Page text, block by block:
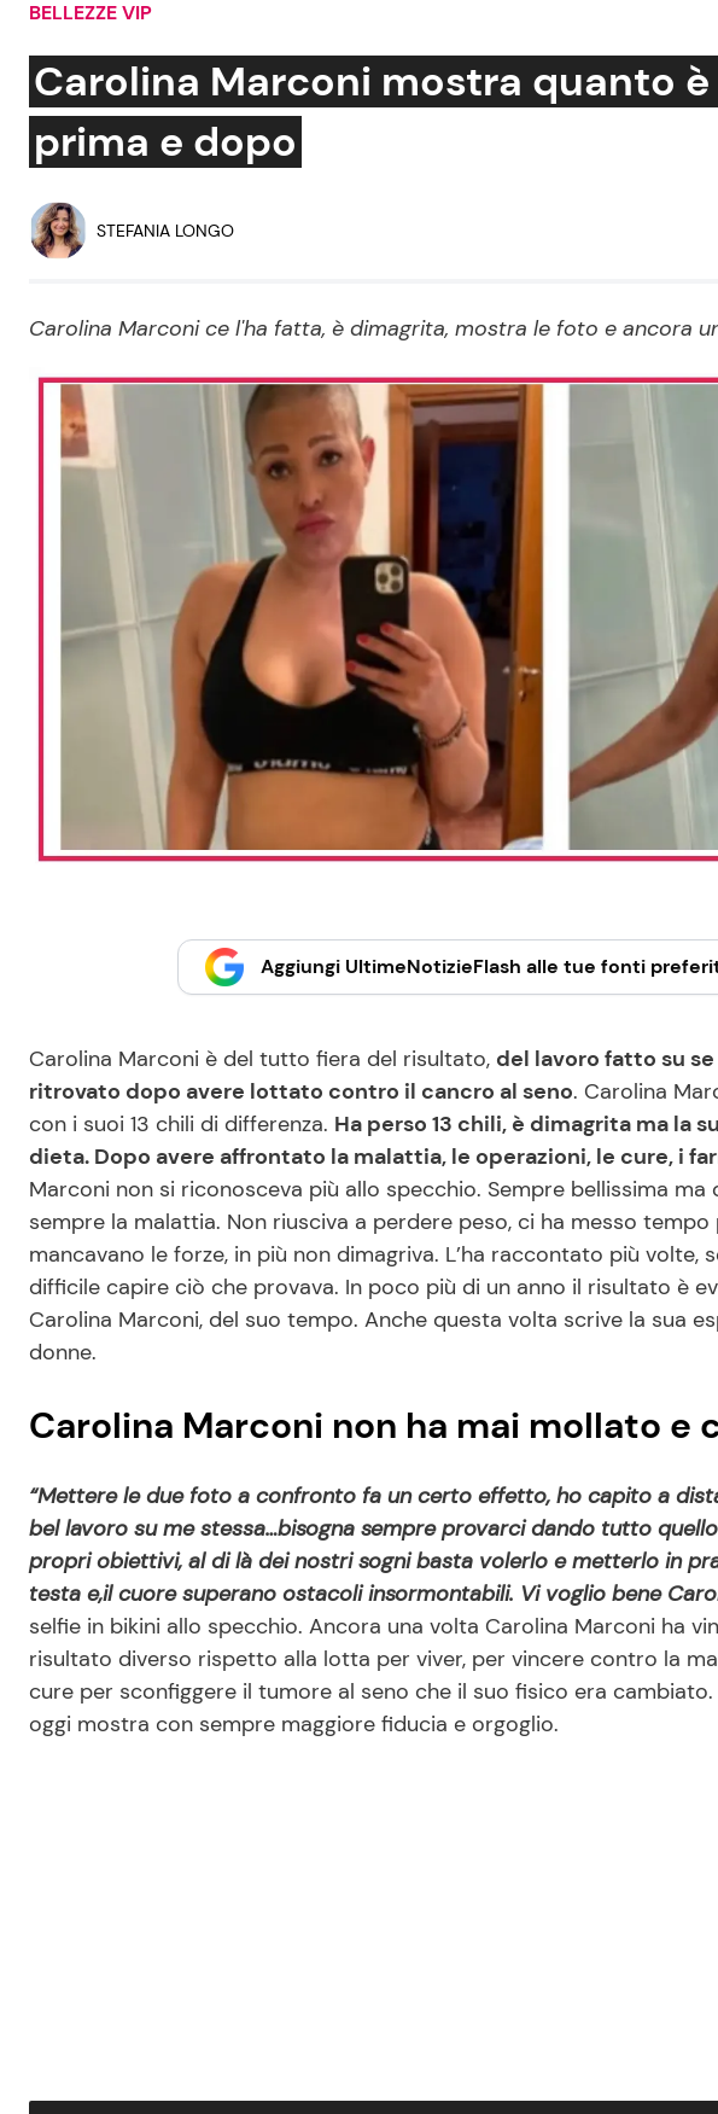
Social News
News dal mondo
Mondo Mamma
Salute
Viaggi e Turismo
Festività
BELLEZZE VIP
Carolina Marconi mostra quanto
prima e dopo
STEFANIA LONGO
Carolina Marconi ce l'ha fatta, è dimagrita, mostra le foto e ancora
Aggiungi UltimeNotizieFlash alle tue fonti
Carolina Marconi è del tutto fiera del risultato, del lavoro fatto su
ritrovato dopo avere lottato contro il cancro al seno. Carolina
con i suoi 13 chili di differenza. Ha perso 13 chili, è dimagrita ma la
dieta. Dopo avere affrontato la malattia, le operazioni, le cure, i
Marconi non si riconosceva più allo specchio. Sempre bellissima
sempre la malattia. Non riusciva a perdere peso, ci ha messo
mancavano le forze, in più non dimagriva. L’ha raccontato più volte,
difficile capire ciò che provava. In poco più di un anno il risultato è
Carolina Marconi, del suo tempo. Anche questa volta scrive la sua
donne.
Carolina Marconi non ha mai mollato e
“Mettere le due foto a confronto fa un certo effetto, ho capito a
bel lavoro su me stessa…bisogna sempre provarci dando tutto
propri obiettivi, al di là dei nostri sogni basta volerlo e metterlo in
testa e,il cuore superano ostacoli insormontabili. Vi voglio bene
selfie in bikini allo specchio. Ancora una volta Carolina Marconi ha
risultato diverso rispetto alla lotta per viver, per vincere contro la
cure per sconfiggere il tumore al seno che il suo fisico era
oggi mostra con sempre maggiore fiducia e orgoglio.